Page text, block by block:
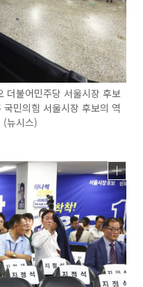
불어민주당 서울시장 후보
민의힘 서울시장 후보의 역
(뉴시스)